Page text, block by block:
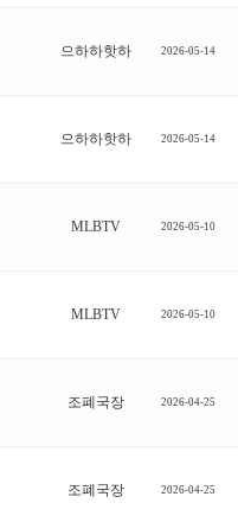
으하하핫하 2026-05-14
으하하핫하 2026-05-14
MLBTV 2026-05-10
MLBTV 2026-05-10
조폐국장 2026-04-25
조폐국장 2026-04-25